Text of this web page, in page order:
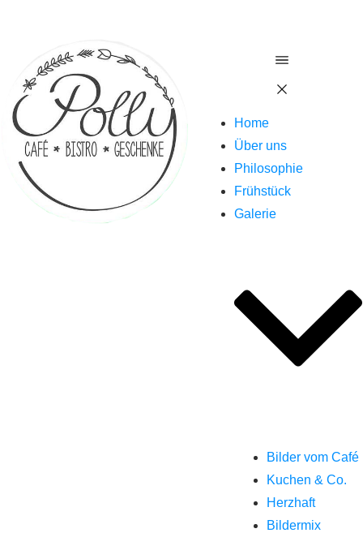
Home
Über uns
Philosophie
Frühstück
Galerie
Bilder vom Café
Kuchen & Co.
Herzhaft
Bildermix